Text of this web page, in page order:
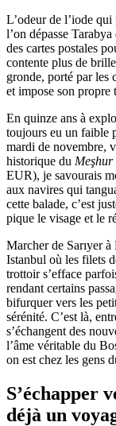
L’odeur de l’iode
l’on dépasse
des cartes postales
contente plus de
gronde, porté par les
et impose son propre
En quinze ans à
toujours eu un faible
mardi de novembre,
historique du Meşhur
EUR), je savourais
aux navires qui
cette balade, c’est
pique le visage et le
Marcher de Sarıyer à
Istanbul où les filets
trottoir s’efface
rendant certains
bifurquer vers les
sérénité. C’est là,
s’échangent des
l’âme véritable du
on est chez les gens
S’échapper
déjà un